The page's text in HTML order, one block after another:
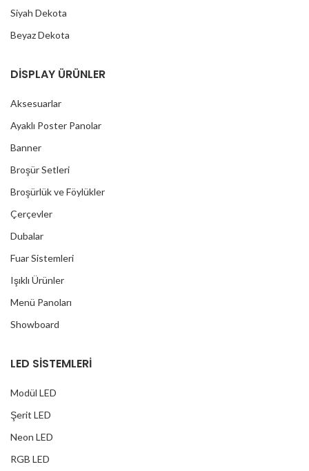
Siyah Dekota
Beyaz Dekota
DİSPLAY ÜRÜNLER
Aksesuarlar
Ayaklı Poster Panolar
Banner
Broşür Setleri
Broşürlük ve Föylükler
Çerçevler
Dubalar
Fuar Sistemleri
Işıklı Ürünler
Menü Panoları
Showboard
LED SİSTEMLERİ
Modül LED
Şerit LED
Neon LED
RGB LED